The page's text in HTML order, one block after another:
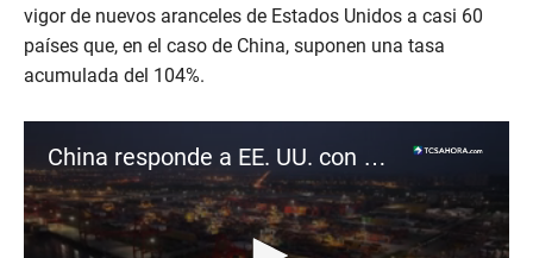
vigor de nuevos aranceles de Estados Unidos a casi 60
países que, en el caso de China, suponen una tasa
acumulada del 104%.
China responde a EE. UU. con aranceles del 84% y recrudece la guerra comercial